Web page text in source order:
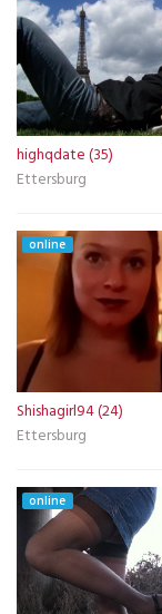
highqdate (35)
Ettersburg
online
Shishagirl94 (24)
Ettersburg
online